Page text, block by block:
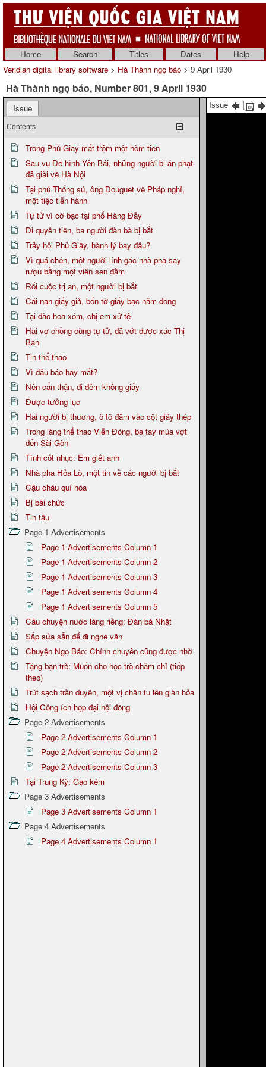
Home Search Titles Dates
Help
Veridian digital library software > Hà Thành ngọ báo > 9 April 1930
Hà Thành ngọ báo, Number 801, 9 April 1930
Issue
Contents
Trong Phủ Giầy mất trộm một hòm tiền
Sau vụ Đề hình Yên Bái, những người bị án phạt
đã giải về Hà Nội
Tại phủ Thống sứ, ông Douguet về Pháp nghỉ,
một tiệc tiễn hành
Tự tử vì cờ bạc tại phố Hàng Đẫy
Đi quyên tiền, ba người đàn bà bị bắt
Trảy hội Phủ Giầy, hành lý bay đâu?
Vì quá chén, một người lính gác nhà pha say
rượu bằng một viên sen đầm
Rối cuộc trị an, một người bị bắt
Cái nạn giấy giả, bốn tờ giấy bạc năm đồng
Tại đào hoa xóm, chị em xử tệ
Hai vợ chồng cùng tự tử, đã vớt được xác Thị
Ban
Tin thể thao
Vì đâu báo hay mất?
Nên cẩn thận, đi đêm không giấy
Được tưởng lục
Hai người bị thương, ô tô đâm vào cột giây thép
Trong làng thể thao Viễn Đông, ba tay múa vợt
đến Sài Gòn
Tình cốt nhục: Em giết anh
Nhà pha Hỏa Lò, một tin về các người bị bắt
Cậu cháu quí hóa
Bị bãi chức
Tin tầu
Page 1 Advertisements
Page 1 Advertisements Column 1
Page 1 Advertisements Column 2
Page 1 Advertisements Column 3
Page 1 Advertisements Column 4
Page 1 Advertisements Column 5
Câu chuyện nước láng riềng: Đàn bà Nhật
Sắp sửa sẵn để đi nghe văn
Chuyện Ngọ Báo: Chính chuyên cũng được nhờ
Tặng bạn trẻ: Muốn cho học trò chăm chỉ (tiếp
theo)
Trút sạch trần duyên, một vị chân tu lên giàn hỏa
Hội Công ích họp đại hội đồng
Page 2 Advertisements
Page 2 Advertisements Column 1
Page 2 Advertisements Column 2
Page 2 Advertisements Column 3
Tại Trung Kỳ: Gạo kém
Page 3 Advertisements
Page 3 Advertisements Column 1
Page 4 Advertisements
Page 4 Advertisements Column 1
Issue